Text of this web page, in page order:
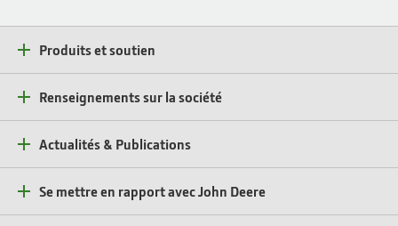
Produits et soutien
Renseignements sur la société
Actualités & Publications
Se mettre en rapport avec John Deere